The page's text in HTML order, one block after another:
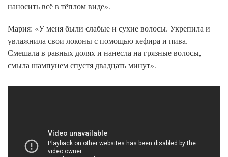
наносить всё в тёплом виде».
Мария: «У меня были слабые и сухие волосы. Укрепила и
увлажнила свои локоны с помощью кефира и пива.
Смешала в равных долях и нанесла на грязные волосы,
смыла шампунем спустя двадцать минут».